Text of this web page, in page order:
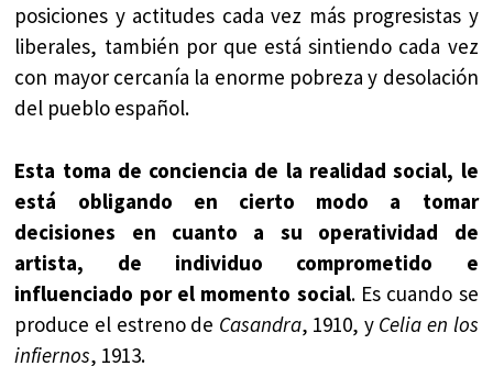
posiciones y actitudes cada vez más progresistas y
liberales, también por que está sintiendo cada vez
con mayor cercanía la enorme pobreza y desolación
del pueblo español.
Esta toma de conciencia de la realidad social, le
está obligando en cierto modo a tomar
decisiones en cuanto a su operatividad de
artista, de individuo comprometido e
influenciado por el momento social. Es cuando se
produce el estreno de Casandra, 1910, y Celia en los
infiernos, 1913.